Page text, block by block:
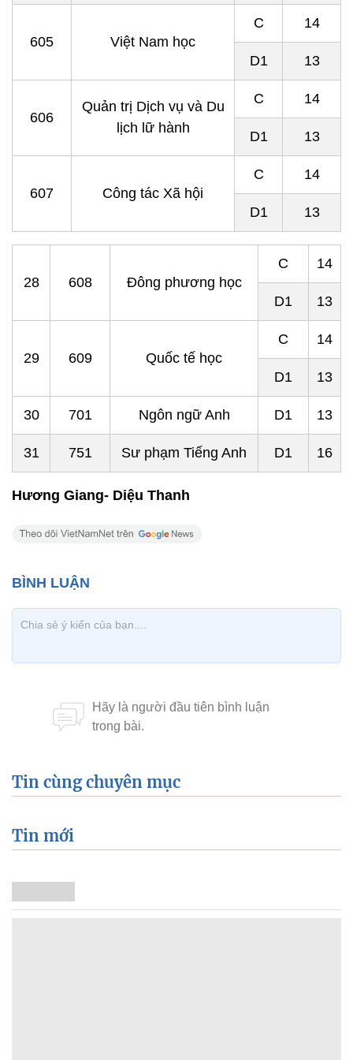
605 Việt Nam học
C 14
D1 13
606
Quản trị Dịch vụ và Du
lịch lữ hành
C 14
D1 13
607 Công tác Xã hội
C 14
D1 13
28 608 Đông phương học
C 14
D1 13
29 609 Quốc tế học
C 14
D1 13
30 701 Ngôn ngữ Anh D1 13
31 751 Sư phạm Tiếng Anh D1 16
Hương Giang- Diệu Thanh
Tin cùng chuyên mục
Tin mới